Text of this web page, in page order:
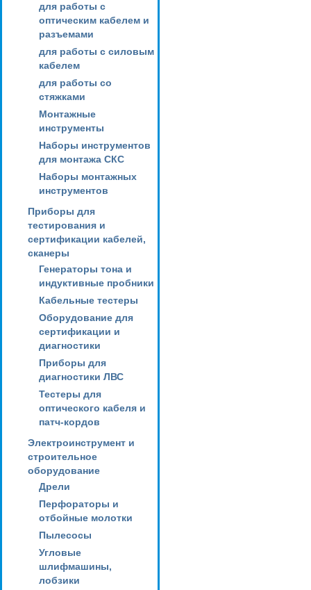
для работы с
оптическим кабелем и
разъемами
для работы с силовым
кабелем
для работы со
стяжками
Монтажные
инструменты
Наборы инструментов
для монтажа СКС
Наборы монтажных
инструментов
Приборы для
тестирования и
сертификации кабелей,
сканеры
Генераторы тона и
индуктивные пробники
Кабельные тестеры
Оборудование для
сертификации и
диагностики
Приборы для
диагностики ЛВС
Тестеры для
оптического кабеля и
патч-кордов
Электроинструмент и
строительное
оборудование
Дрели
Перфораторы и
отбойные молотки
Пылесосы
Угловые
шлифмашины,
лобзики